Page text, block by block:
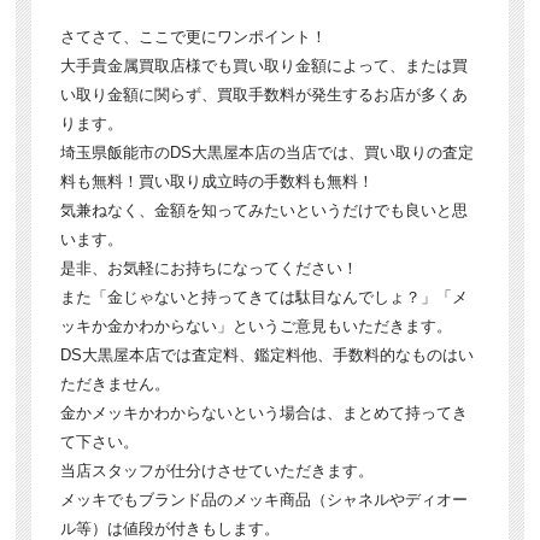
さてさて、ここで更にワンポイント！
大手貴金属買取店様でも買い取り金額によって、または買
い取り金額に関らず、買取手数料が発生するお店が多くあ
ります。
埼玉県飯能市のDS大黒屋本店の当店では、買い取りの査定
料も無料！買い取り成立時の手数料も無料！
気兼ねなく、金額を知ってみたいというだけでも良いと思
います。
是非、お気軽にお持ちになってください！
また「金じゃないと持ってきては駄目なんでしょ？」「メ
ッキか金かわからない」というご意見もいただきます。
DS大黒屋本店では査定料、鑑定料他、手数料的なものはい
ただきません。
金かメッキかわからないという場合は、まとめて持ってき
て下さい。
当店スタッフが仕分けさせていただきます。
メッキでもブランド品のメッキ商品（シャネルやディオー
ル等）は値段が付きもします。